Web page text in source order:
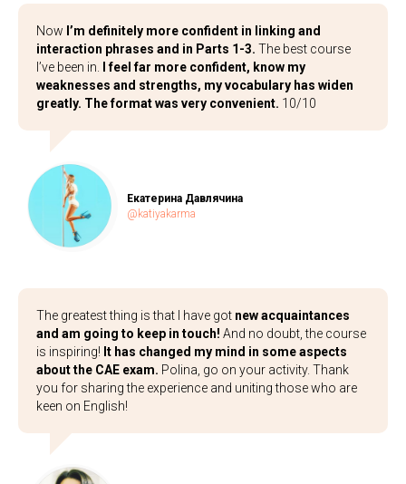
Now I’m definitely more confident in linking and
interaction phrases and in Parts 1-3. The best course
I’ve been in.
I feel far more confident, know my
weaknesses and strengths, my vocabulary has widen
greatly. The format was very convenient. 10/10
Екатерина Давлячина
@katiyakarma
The greatest thing is that I have got new acquaintances
and am going to keep in touch! And no doubt, the course
is inspiring! It has changed my mind in some aspects
about the CAE exam. Polina, go on your activity. Thank
you for sharing the experience and uniting those who are
keen on English!